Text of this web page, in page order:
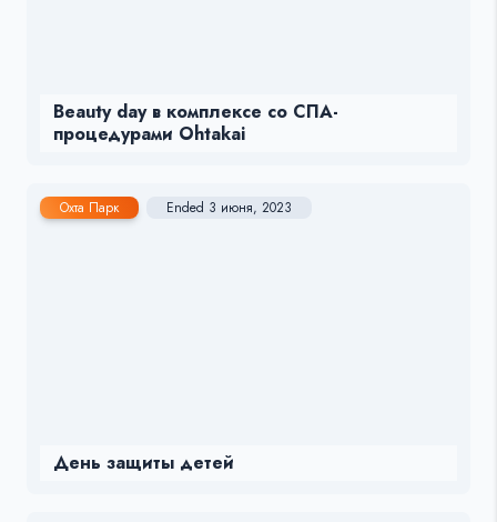
Beauty day в комплексе со СПА-
процедурами Ohtakai
Охта Парк Ended 3 июня, 2023
День защиты детей